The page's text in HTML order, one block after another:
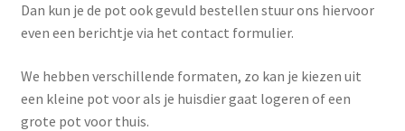
Dan kun je de pot ook gevuld bestellen stuur ons hiervoor
even een berichtje via het contact formulier.
We hebben verschillende formaten, zo kan je kiezen uit
een kleine pot voor als je huisdier gaat logeren of een
grote pot voor thuis.